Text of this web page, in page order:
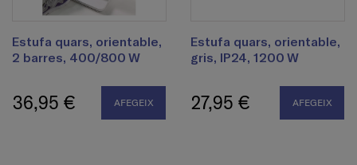
Estufa quars, orientable,
2 barres, 400/800 W
36,95 € AFEGEIX
Estufa quars, orientable,
gris, IP24, 1200 W
27,95 € AFEGEIX